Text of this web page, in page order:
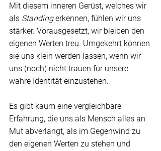
Mit diesem inneren Gerüst, welches wir
als Standing erkennen, fühlen wir uns
stärker. Vorausgesetzt, wir bleiben den
eigenen Werten treu. Umgekehrt können
sie uns klein werden lassen, wenn wir
uns (noch) nicht trauen für unsere
wahre Identität einzustehen.
Es gibt kaum eine vergleichbare
Erfahrung, die uns als Mensch alles an
Mut abverlangt, als im Gegenwind zu
den eigenen Werten zu stehen und